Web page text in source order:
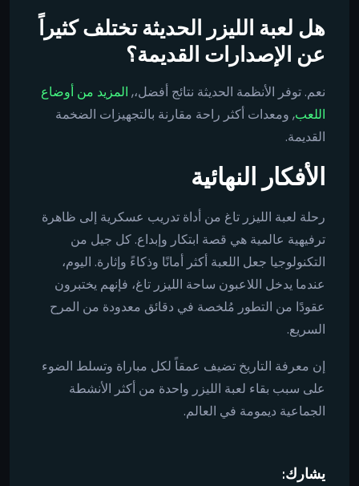
هل لعبة الليزر الحديثة تختلف كثيراً
عن الإصدارات القديمة؟
نعم. توفر الأنظمة الحديثة نتائج أفضل،, المزيد من أوضاع
اللعب, ومعدات أكثر راحة مقارنة بالتجهيزات الضخمة
القديمة.
الأفكار النهائية
رحلة لعبة الليزر تاغ من أداة تدريب عسكرية إلى ظاهرة
ترفيهية عالمية هي قصة ابتكار وإبداع. كل جيل من
التكنولوجيا جعل اللعبة أكثر أمانًا وذكاءً وإثارة. اليوم،
عندما يدخل اللاعبون ساحة الليزر تاغ، فإنهم يختبرون
عقودًا من التطور مُلخصة في دقائق معدودة من المرح
السريع.
إن معرفة التاريخ تضيف عمقاً لكل مباراة وتسلط الضوء
على سبب بقاء لعبة الليزر واحدة من أكثر الأنشطة
الجماعية ديمومة في العالم.
يشارك: